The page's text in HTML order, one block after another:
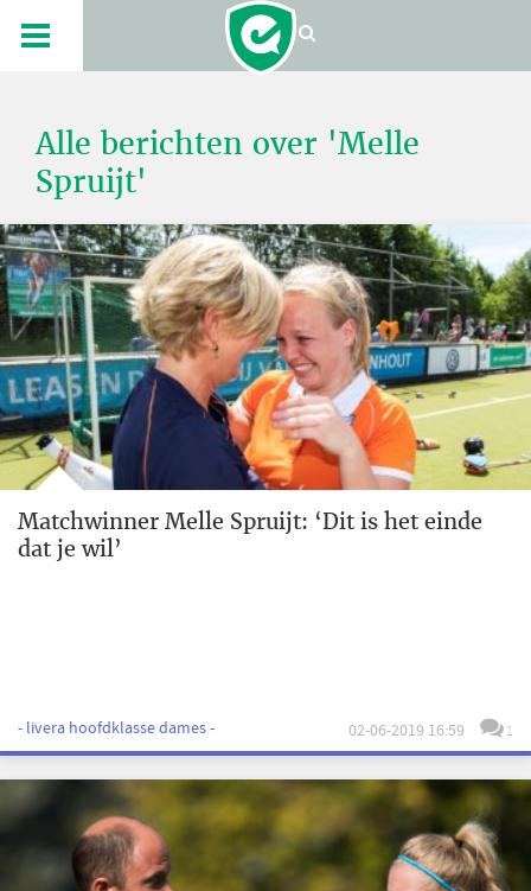
Alle berichten over 'Melle
Spruijt'
Matchwinner Melle Spruijt: ‘Dit is het einde
dat je wil’
- livera hoofdklasse dames - 02-06-2019 16:59 1